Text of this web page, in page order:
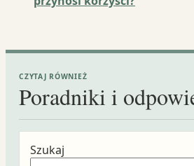
CZYTAJ RÓWNIEŻ
Poradniki i
Szukaj